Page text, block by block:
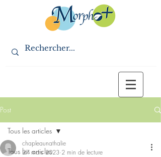
Post
Tous les articles
Tous les articles
chapleaunathalie
27 mars 2023 2 min de lecture